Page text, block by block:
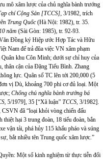
mô xâm lược của chủ nghĩa bành trướng
chí Cộng Sản [TCCS], 3/1982, trích
Trung Quốc(Hà Nội: 1982), tr. 35.
năm (Sài Gòn: 1985), tr. 92-93.
Đồng ký Hiệp ước Hợp Tác và Hữu
Nam để trả đũa việc VN xâm phạm
khu Côn Minh; dưới sự chỉ huy của
cận của Đặng Tiểu Bình. Zhang
lực. Quân số TC lên tới 200,000 (5
vị Dù, khoảng 700 phi cơ đủ loại. Một
Chống chủ nghĩa bành trướng bá
5/1979], 35 [“Xã luận” TCCS, 3/1982].
đã “loại khỏi vòng chiến đấu
thiệt hại 3 trung đoàn, 18 tiểu đoàn, bắn
vận tải, phá hủy 115 khẩu pháo và súng
bắt nhiều tên Trung quốc xâm lược.”
Một số kinh nghiệm từ thực tiễn đổi